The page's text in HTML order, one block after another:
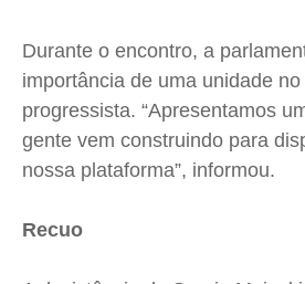
Durante o encontro, a
importância de uma unidade
progressista. “Apresentamos
gente vem construindo para
nossa plataforma”, informou.
Recuo